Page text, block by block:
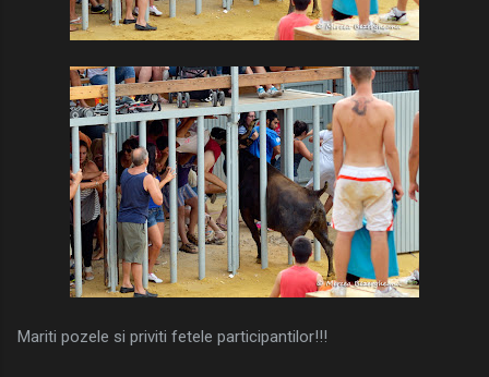
Mariti pozele si priviti fetele participantilor!!!